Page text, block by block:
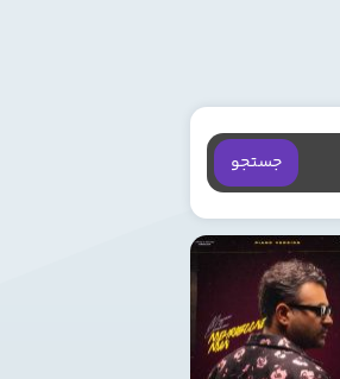
جستجو